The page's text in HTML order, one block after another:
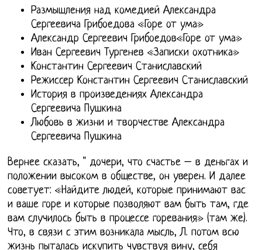
Размышления над комедией Александра
Сергеевича Грибоедова «Горе от ума»
Александр Сергеевич Грибоедов«Горе от ума»
Иван Сергеевич Тургенев «Записки охотника»
Константин Сергеевич Станиславский
Режиссер Константин Сергеевич Станиславский
История в произведениях Александра
Сергеевича Пушкина
Любовь в жизни и творчестве Александра
Сергеевича Пушкина
Вернее сказать, " дочери, что счастье – в деньгах и
положении высоком в обществе, он уверен. И далее
советует: «Найдите людей, которые принимают вас
и ваше горе и которые позволяют вам быть там, где
вам случилось быть в процессе горевания» (там же).
Что, в связи с этим возникала мысль, Л. потом всю
жизнь пыталась искупить чувствуя вину, себя